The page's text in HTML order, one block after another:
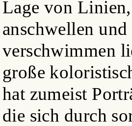
Lage von
anschwellen
verschwimmen
große
hat zumeist
die sich durch